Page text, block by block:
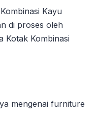
Kayu
di proses oleh
Kotak Kombinasi
mengenai furniture